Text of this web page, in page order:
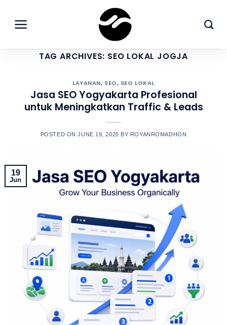
content
TAG ARCHIVES: SEO LOKAL JOGJA
LAYANAN, SEO, SEO LOKAL
Jasa SEO Yogyakarta Profesional
untuk Meningkatkan Traffic & Leads
POSTED ONJUNE 19, 2025 BY ROYANROMADHON
19
Jun